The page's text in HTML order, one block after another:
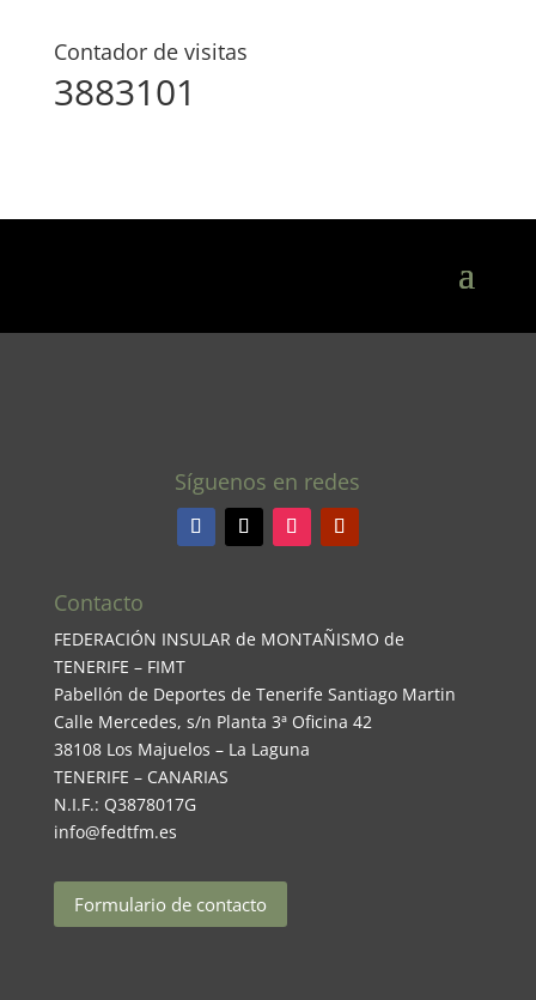
Contador de visitas
3883101
Síguenos en redes
Contacto
FEDERACIÓN INSULAR de MONTAÑISMO de
TENERIFE – FIMT
Pabellón de Deportes de Tenerife Santiago Martin
Calle Mercedes, s/n Planta 3ª Oficina 42
38108 Los Majuelos – La Laguna
TENERIFE – CANARIAS
N.I.F.: Q3878017G
info@fedtfm.es
Formulario de contacto